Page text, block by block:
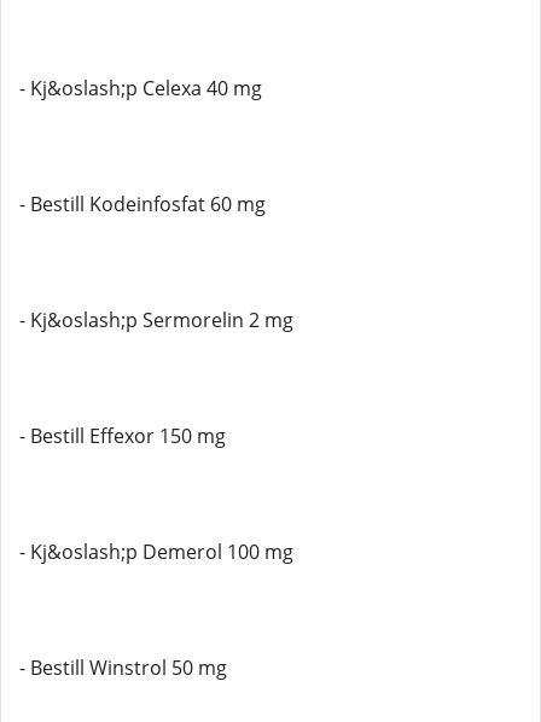
- Kj&oslash;p Celexa 40 mg
- Bestill Kodeinfosfat 60 mg
- Kj&oslash;p Sermorelin 2 mg
- Bestill Effexor 150 mg
- Kj&oslash;p Demerol 100 mg
- Bestill Winstrol 50 mg